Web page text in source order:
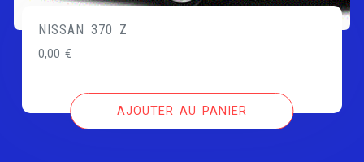
NISSAN 370 Z
0,00€
AJOUTER AU PANIER